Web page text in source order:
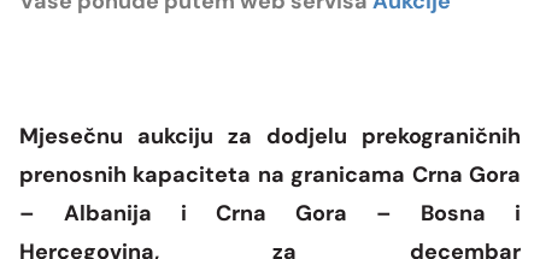
Mjesečnu aukciju za dodjelu prekograničnih
prenosnih kapaciteta na granicama Crna Gora
– Albanija i Crna Gora – Bosna i
Hercegovina, za decembar